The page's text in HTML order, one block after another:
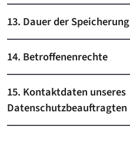
13. Dauer der Speicherung
14. Betroffenenrechte
15. Kontaktdaten unseres
Datenschutzbeauftragten